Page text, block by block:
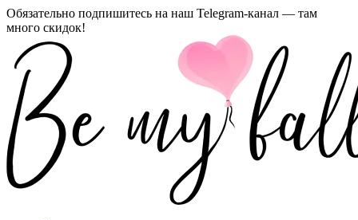
Обязательно подпишитесь на наш Telegram-канал — там
много скидок!